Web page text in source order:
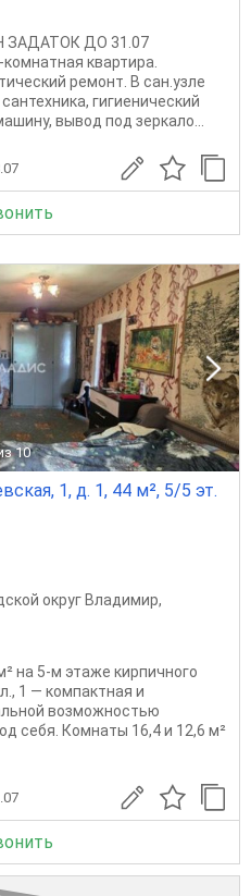
ЗАДАТОК ДО 31.07
квартира.
ремонт. В сан.узле
гигиенический
вывод под зеркало...
10
1, д. 1, 44 м², 5/5 эт.
округ Владимир,
на 5-м этаже кирпичного
1 — компактная и
возможностью
себя. Комнаты 16,4 и 12,6 м²